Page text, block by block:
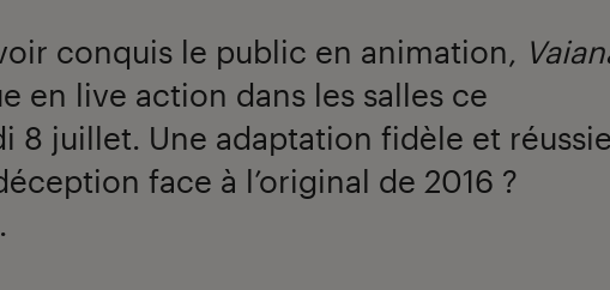
conquis le public en animation,
en live action dans les salles ce
8 juillet. Une adaptation fidèle et
face à l’original de 2016 ?